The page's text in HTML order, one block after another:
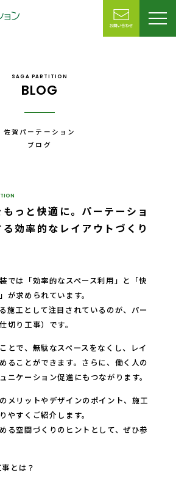
SAGA PARTITION
BLOG
佐賀パーテーション
ブログ
っと快適に。パーテーショ
効率的なレイアウトづくり
では「効率的なスペース利用」と「快
が求められています。
施工として注目されているのが、パー
切り工事）です。
とで、無駄なスペースをなくし、レイ
ることができます。さらに、働く人の
ニケーション促進にもつながります。
メリットやデザインのポイント、施工
やすくご紹介します。
る空間づくりのヒントとして、ぜひ参
とは？